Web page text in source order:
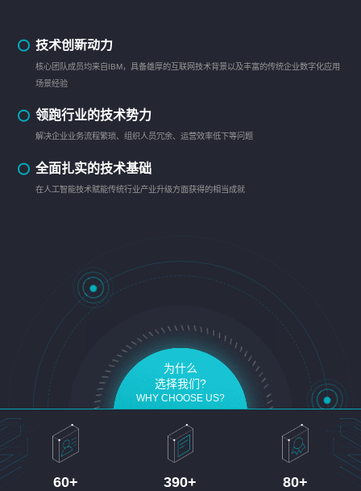
技术创新动力
核心团队成员均来自IBM，具备雄厚的互联网技术背景以及丰富的传统企业数字化应用
场景经验
领跑行业的技术势力
解决企业业务流程繁琐、组织人员冗余、运营效率低下等问题
全面扎实的技术基础
在人工智能技术赋能传统行业产业升级方面获得的相当成就
为什么
选择我们?
WHY CHOOSE US?
60+ 390+ 80+